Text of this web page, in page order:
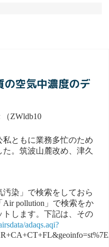
空気中濃度のデ
（ZWldb10
私ともに業務多忙のため
。筑波山麓改め、津久
染」で検索をしておら
pollution」で検索をか
します。下記は、その
adaqs.aqi?